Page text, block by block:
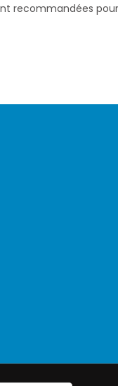
recommandées